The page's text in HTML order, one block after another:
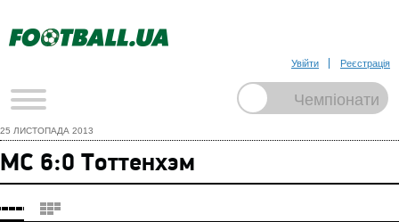
Увійти Реєстрація
25 ЛИСТОПАДА 2013
МС 6:0 Тоттенхэм